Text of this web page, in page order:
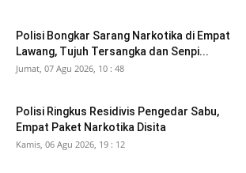
Polisi Bongkar Sarang Narkotika di Empat
Lawang, Tujuh Tersangka dan Senpi...
Jumat, 07 Agu 2026, 10 : 48
Polisi Ringkus Residivis Pengedar Sabu,
Empat Paket Narkotika Disita
Kamis, 06 Agu 2026, 19 : 12